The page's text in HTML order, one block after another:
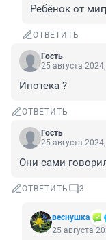
Ребёнок от
ОТВЕТИТЬ
Гость
25 августа
Ипотека ?
ОТВЕТИТЬ
Гость
25 августа
Они сами
ОТВЕТИТЬ 3
веснушка
25 августа